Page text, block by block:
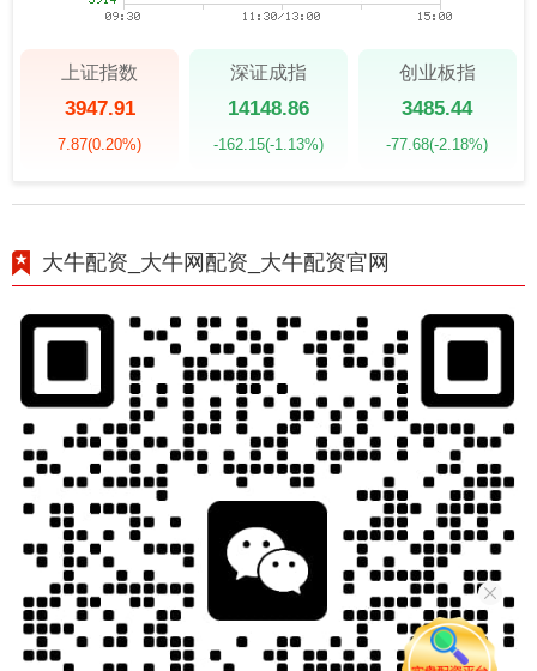
上证指数
3947.91
7.87(0.20%)
深证成指
14148.86
-162.15(-1.13%)
创业板指
3485.44
-77.68(-2.18%)
大牛配资_大牛网配资_大牛配资官网